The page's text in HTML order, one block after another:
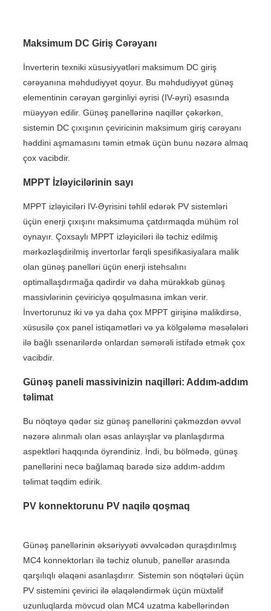
Maksimum DC Giriş Cərəyanı
İnverterin texniki xüsusiyyətləri maksimum DC giriş
cərəyanına məhdudiyyət qoyur. Bu məhdudiyyət günəş
elementinin cərəyan gərginliyi əyrisi (IV-əyri) əsasında
müəyyən edilir. Günəş panellərinə naqillər çəkərkən,
sistemin DC çıxışının çeviricinin maksimum giriş cərəyanı
həddini aşmamasını təmin etmək üçün bunu nəzərə almaq
çox vacibdir.
MPPT İzləyicilərinin sayı
MPPT izləyiciləri IV-Əyrisini təhlil edərək PV sistemləri
üçün enerji çıxışını maksimuma çatdırmaqda mühüm rol
oynayır. Çoxsaylı MPPT izləyiciləri ilə təchiz edilmiş
mərkəzləşdirilmiş invertorlar fərqli spesifikasiyalara malik
olan günəş panelləri üçün enerji istehsalını
optimallaşdırmağa qadirdir və daha mürəkkəb günəş
massivlərinin çeviriciyə qoşulmasına imkan verir.
İnvertorunuz iki və ya daha çox MPPT girişinə malikdirsə,
xüsusilə çox panel istiqamətləri və ya kölgələmə məsələləri
ilə bağlı ssenarilərdə onlardan səmərəli istifadə etmək çox
vacibdir.
Günəş paneli massivinizin naqilləri: Addım-addım
təlimat
Bu nöqtəyə qədər siz günəş panellərini çəkməzdən əvvəl
nəzərə alınmalı olan əsas anlayışlar və planlaşdırma
aspektləri haqqında öyrəndiniz. İndi, bu bölmədə, günəş
panellərini necə bağlamaq barədə sizə addım-addım
təlimat təqdim edirik.
PV konnektorunu PV naqilə qoşmaq
Günəş panellərinin əksəriyyəti əvvəlcədən quraşdırılmış
MC4 konnektorları ilə təchiz olunub, panellər arasında
qarşılıqlı əlaqəni asanlaşdırır. Sistemin son nöqtələri üçün
PV sistemini çevirici ilə əlaqələndirmək üçün müxtəlif
uzunluqlarda mövcud olan MC4 uzatma kabellərindən